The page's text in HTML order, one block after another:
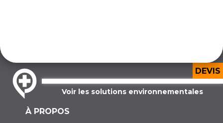
DEVIS
Voir les solutions environnementales
À PROPOS